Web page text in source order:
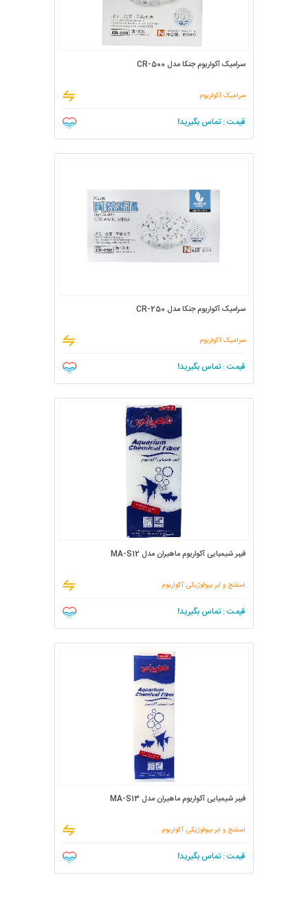
سرامیک آکواریوم جنکا مدل CR-500
سرامیک آکواریوم
قیمت : تماس بگیرید!
سرامیک آکواریوم جنکا مدل CR-250
سرامیک آکواریوم
قیمت : تماس بگیرید!
فیبر شیمیایی آکواریوم ماهیران مدل MA-S12
اسفنج و ابر بیولوژیکی آکواریوم
قیمت : تماس بگیرید!
فیبر شیمیایی آکواریوم ماهیران مدل MA-S13
اسفنج و ابر بیولوژیکی آکواریوم
قیمت : تماس بگیرید!